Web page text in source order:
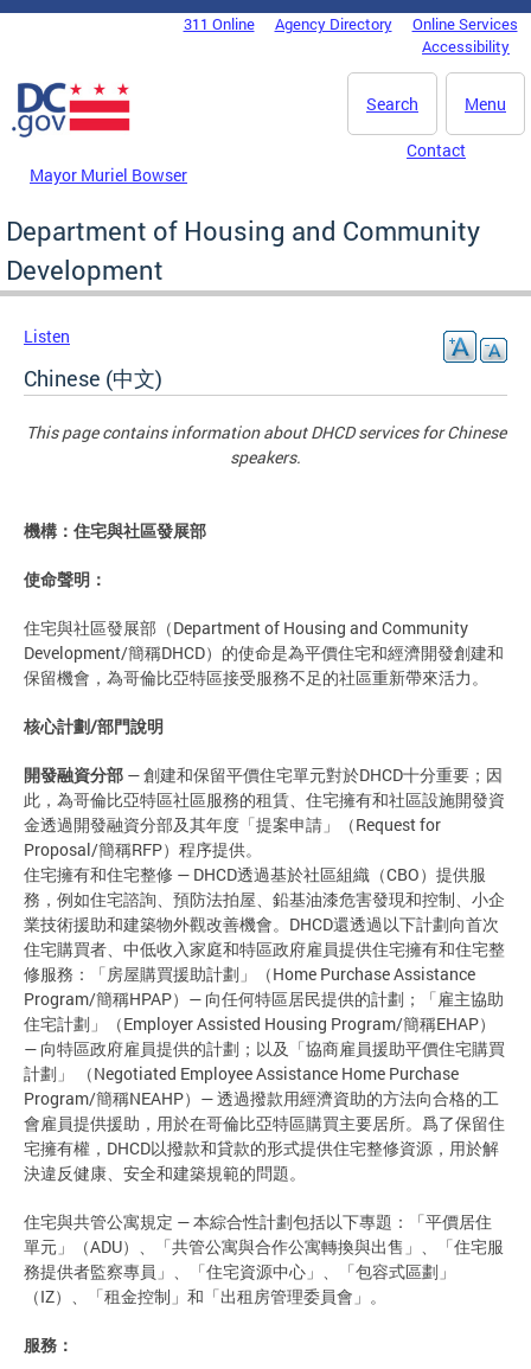
Skip to main content
DC Agency Top Menu311 Online Agency Directory
Online Services
Accessibility
Menu
Search
Mayor Muriel Bowser
Contact
Department of Housing and Community
Development
Listen
Chinese (中文)
This page contains information about DHCD services for Chinese
speakers.
機構：住宅與社區發展部
使命聲明：
住宅與社區發展部（Department of Housing and Community
Development/簡稱DHCD）的使命是為平價住宅和經濟開發創建和
保留機會，為哥倫比亞特區接受服務不足的社區重新帶來活力。
核心計劃/部門說明
開發融資分部 — 創建和保留平價住宅單元對於DHCD十分重要；因
此，為哥倫比亞特區社區服務的租賃、住宅擁有和社區設施開發資
金透過開發融資分部及其年度「提案申請」（Request for
Proposal/簡稱RFP）程序提供。
住宅擁有和住宅整修 — DHCD透過基於社區組織（CBO）提供服
務，例如住宅諮詢、預防法拍屋、鉛基油漆危害發現和控制、小企
業技術援助和建築物外觀改善機會。DHCD還透過以下計劃向首次
住宅購買者、中低收入家庭和特區政府雇員提供住宅擁有和住宅整
修服務：「房屋購買援助計劃」（Home Purchase Assistance
Program/簡稱HPAP）— 向任何特區居民提供的計劃；「雇主協助
住宅計劃」（Employer Assisted Housing Program/簡稱EHAP）
— 向特區政府雇員提供的計劃；以及「協商雇員援助平價住宅購買
計劃」 （Negotiated Employee Assistance Home Purchase
Program/簡稱NEAHP）— 透過撥款用經濟資助的方法向合格的工
會雇員提供援助，用於在哥倫比亞特區購買主要居所。爲了保留住
宅擁有權，DHCD以撥款和貸款的形式提供住宅整修資源，用於解
決違反健康、安全和建築規範的問題。
住宅與共管公寓規定 — 本綜合性計劃包括以下專題：「平價居住
單元」（ADU）、「共管公寓與合作公寓轉換與出售」、「住宅服
務提供者監察專員」、「住宅資源中心」、「包容式區劃」
（IZ）、「租金控制」和「出租房管理委員會」。
服務：